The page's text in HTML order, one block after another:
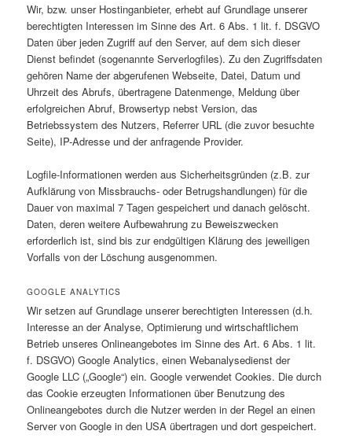
Wir, bzw. unser Hostinganbieter, erhebt auf Grundlage unserer
berechtigten Interessen im Sinne des Art. 6 Abs. 1 lit. f. DSGVO
Daten über jeden Zugriff auf den Server, auf dem sich dieser
Dienst befindet (sogenannte Serverlogfiles). Zu den Zugriffsdaten
gehören Name der abgerufenen Webseite, Datei, Datum und
Uhrzeit des Abrufs, übertragene Datenmenge, Meldung über
erfolgreichen Abruf, Browsertyp nebst Version, das
Betriebssystem des Nutzers, Referrer URL (die zuvor besuchte
Seite), IP-Adresse und der anfragende Provider.
Logfile-Informationen werden aus Sicherheitsgründen (z.B. zur
Aufklärung von Missbrauchs- oder Betrugshandlungen) für die
Dauer von maximal 7 Tagen gespeichert und danach gelöscht.
Daten, deren weitere Aufbewahrung zu Beweiszwecken
erforderlich ist, sind bis zur endgültigen Klärung des jeweiligen
Vorfalls von der Löschung ausgenommen.
GOOGLE ANALYTICS
Wir setzen auf Grundlage unserer berechtigten Interessen (d.h.
Interesse an der Analyse, Optimierung und wirtschaftlichem
Betrieb unseres Onlineangebotes im Sinne des Art. 6 Abs. 1 lit.
f. DSGVO) Google Analytics, einen Webanalysedienst der
Google LLC („Google“) ein. Google verwendet Cookies. Die durch
das Cookie erzeugten Informationen über Benutzung des
Onlineangebotes durch die Nutzer werden in der Regel an einen
Server von Google in den USA übertragen und dort gespeichert.